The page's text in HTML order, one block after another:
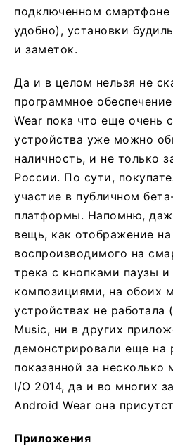
подключенном смартфоне
удобно), установки
и заметок.
Да и в целом нельзя не
программное
Wear пока что еще очень
устройства уже можно
наличность, и не только
России. По сути,
участие в публичном
платформы. Напомню,
вещь, как отображение на
воспроизводимого на
трека с кнопками паузы
композициями, на обоих
устройствах не работала
Music, ни в других
демонстрировали еще на
показанной за несколько
I/O 2014, да и во многих
Android Wear она
Приложения